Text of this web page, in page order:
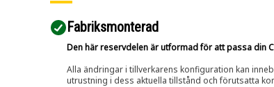
Fabriksmonterad
Den här reservdelen är utformad för att passa din
Alla ändringar i tillverkarens konfiguration kan
utrustning i dess aktuella tillstånd och förutsatta